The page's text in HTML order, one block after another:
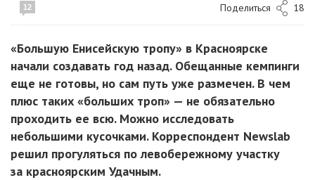
12 Поделиться 18
«Большую Енисейскую тропу» в Красноярске
начали создавать год назад. Обещанные кемпинги
еще не готовы, но сам путь уже размечен. В чем
плюс таких «больших троп» — не обязательно
проходить ее всю. Можно исследовать
небольшими кусочками. Корреспондент Newslab
решил прогуляться по левобережному участку
за красноярским Удачным.